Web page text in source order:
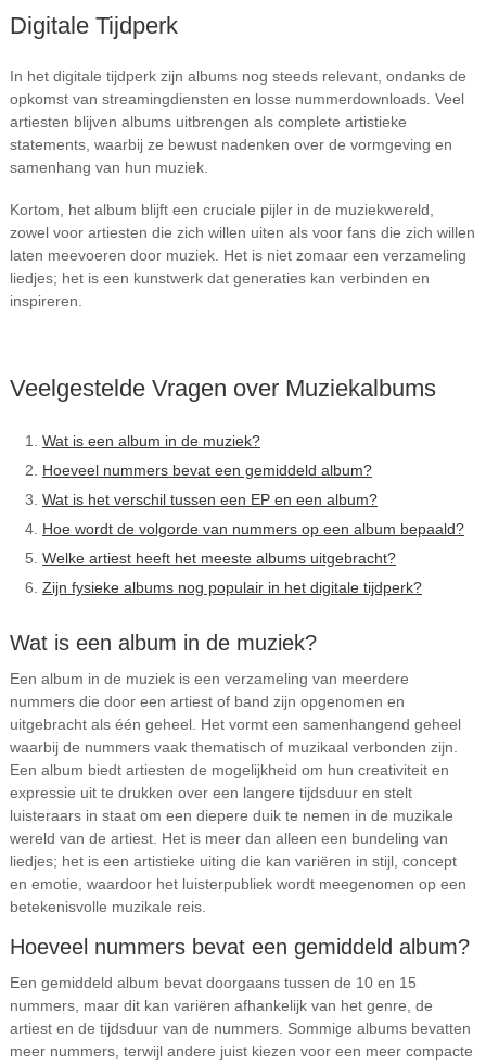
Digitale Tijdperk
In het digitale tijdperk zijn albums nog steeds relevant, ondanks de
opkomst van streamingdiensten en losse nummerdownloads. Veel
artiesten blijven albums uitbrengen als complete artistieke
statements, waarbij ze bewust nadenken over de vormgeving en
samenhang van hun muziek.
Kortom, het album blijft een cruciale pijler in de muziekwereld,
zowel voor artiesten die zich willen uiten als voor fans die zich willen
laten meevoeren door muziek. Het is niet zomaar een verzameling
liedjes; het is een kunstwerk dat generaties kan verbinden en
inspireren.
Veelgestelde Vragen over Muziekalbums
Wat is een album in de muziek?
Hoeveel nummers bevat een gemiddeld album?
Wat is het verschil tussen een EP en een album?
Hoe wordt de volgorde van nummers op een album bepaald?
Welke artiest heeft het meeste albums uitgebracht?
Zijn fysieke albums nog populair in het digitale tijdperk?
Wat is een album in de muziek?
Een album in de muziek is een verzameling van meerdere
nummers die door een artiest of band zijn opgenomen en
uitgebracht als één geheel. Het vormt een samenhangend geheel
waarbij de nummers vaak thematisch of muzikaal verbonden zijn.
Een album biedt artiesten de mogelijkheid om hun creativiteit en
expressie uit te drukken over een langere tijdsduur en stelt
luisteraars in staat om een diepere duik te nemen in de muzikale
wereld van de artiest. Het is meer dan alleen een bundeling van
liedjes; het is een artistieke uiting die kan variëren in stijl, concept
en emotie, waardoor het luisterpubliek wordt meegenomen op een
betekenisvolle muzikale reis.
Hoeveel nummers bevat een gemiddeld album?
Een gemiddeld album bevat doorgaans tussen de 10 en 15
nummers, maar dit kan variëren afhankelijk van het genre, de
artiest en de tijdsduur van de nummers. Sommige albums bevatten
meer nummers, terwijl andere juist kiezen voor een meer compacte